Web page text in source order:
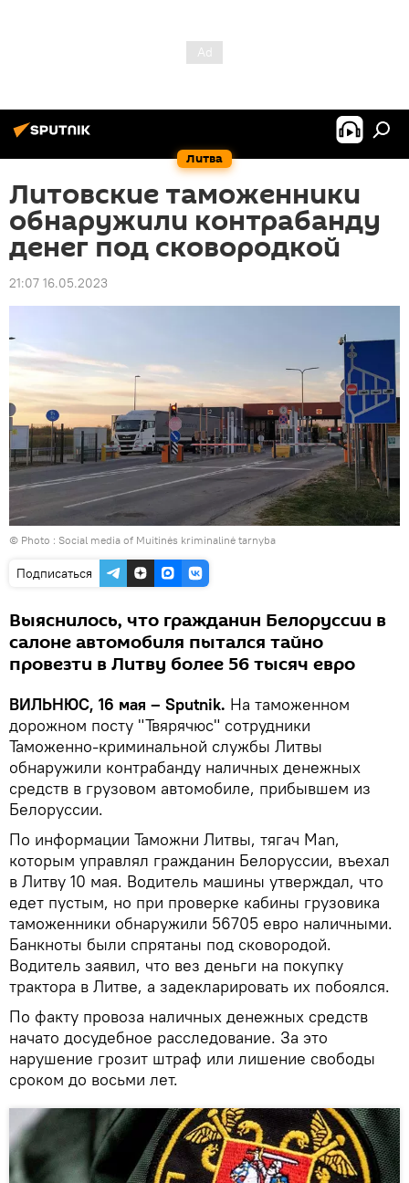
Литва
Литовские таможенники
обнаружили контрабанду
денег под сковородкой
21:07 16.05.2023
© Photo : Social media of Muitinės kriminalinė tarnyba
Подписаться
Выяснилось, что гражданин Белоруссии в
салоне автомобиля пытался тайно
провезти в Литву более 56 тысяч евро
ВИЛЬНЮС, 16 мая – Sputnik. На таможенном
дорожном посту "Твярячюс" сотрудники
Таможенно-криминальной службы Литвы
обнаружили контрабанду наличных денежных
средств в грузовом автомобиле, прибывшем из
Белоруссии.
По информации Таможни Литвы, тягач Man,
которым управлял гражданин Белоруссии, въехал
в Литву 10 мая. Водитель машины утверждал, что
едет пустым, но при проверке кабины грузовика
таможенники обнаружили 56705 евро наличными.
Банкноты были спрятаны под сковородой.
Водитель заявил, что вез деньги на покупку
трактора в Литве, а задекларировать их побоялся.
По факту провоза наличных денежных средств
начато досудебное расследование. За это
нарушение грозит штраф или лишение свободы
сроком до восьми лет.